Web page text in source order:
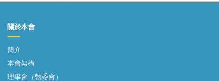
關於本會
簡介
本會架構
理事會（執委會）